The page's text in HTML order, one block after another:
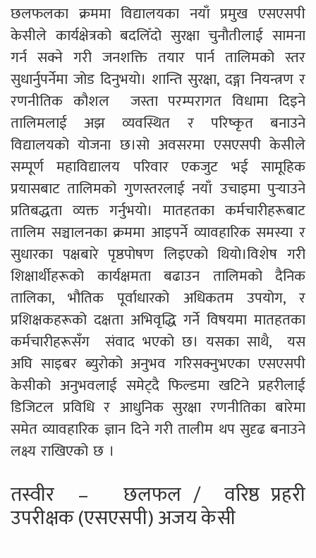
छलफलका क्रममा विद्यालयका नयाँ प्रमुख एसएसपी
केसीले कार्यक्षेत्रको बदलिँदो सुरक्षा चुनौतीलाई सामना
गर्न सक्ने गरी जनशक्ति तयार पार्न तालिमको स्तर
सुधार्नुपर्नेमा जोड दिनुभयो। शान्ति सुरक्षा, दङ्गा नियन्त्रण र
रणनीतिक कौशल
जस्ता परम्परागत विधामा दिइने
तालिमलाई अझ व्यवस्थित र परिष्कृत बनाउने
विद्यालयको योजना छ।सो अवसरमा एसएसपी केसीले
सम्पूर्ण महाविद्यालय परिवार एकजुट भई सामूहिक
प्रयासबाट तालिमको गुणस्तरलाई नयाँ उचाइमा पुर्‍याउने
प्रतिबद्धता व्यक्त गर्नुभयो। मातहतका कर्मचारीहरूबाट
तालिम सञ्चालनका क्रममा आइपर्ने व्यावहारिक समस्या र
सुधारका पक्षबारे पृष्ठपोषण लिइएको थियो।विशेष गरी
शिक्षार्थीहरूको कार्यक्षमता बढाउन तालिमको दैनिक
तालिका,भौतिक पूर्वाधारको अधिकतम उपयोग,र
प्रशिक्षकहरूको दक्षता अभिवृद्धि गर्ने विषयमा मातहतका
कर्मचारीहरूसँग संवाद भएको छ। यसका साथै,
यस
अघि साइबर ब्युरोको अनुभव गरिसक्नुभएका एसएसपी
केसीको अनुभवलाई समेट्दै फिल्डमा खटिने प्रहरीलाई
डिजिटल प्रविधि र आधुनिक सुरक्षा रणनीतिका बारेमा
समेत व्यावहारिक ज्ञान दिने गरी तालीम थप सुदृढ बनाउने
लक्ष्य राखिएको छ ।
तस्वीर – छलफल / वरिष्ठ प्रहरी
उपरीक्षक (एसएसपी) अजय केसी